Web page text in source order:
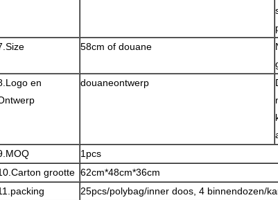
58cm of douane
en
douaneontwerp
1pcs
grootte 62cm*48cm*36cm
25pcs/polybag/inner doos, 4 binnendozen/